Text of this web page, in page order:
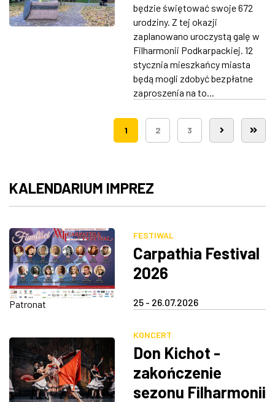
będzie świętować swoje 672
urodziny. Z tej okazji
zaplanowano uroczystą galę w
Filharmonii Podkarpackiej. 12
stycznia mieszkańcy miasta
będą mogli zdobyć bezpłatne
zaproszenia na to...
1 2 3
KALENDARIUM IMPREZ
Patronat
FESTIWAL
Carpathia Festival
2026
25 - 26.07.2026
KONCERT
Don Kichot -
zakończenie
sezonu Filharmonii